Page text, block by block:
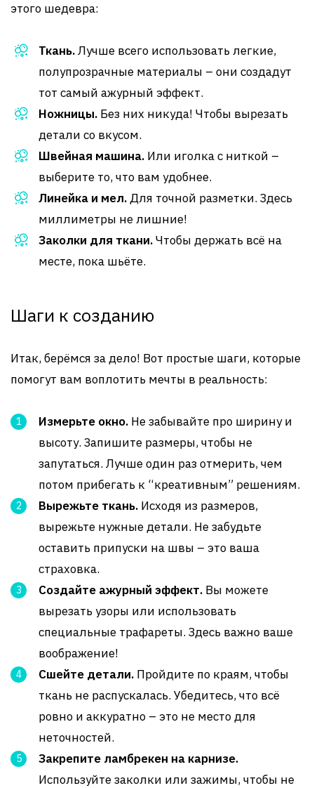
этого шедевра:
Ткань.Лучше всего использовать легкие,
полупрозрачные материалы – они создадут
тот самый ажурный эффект.
Ножницы. Без них никуда! Чтобы вырезать
детали со вкусом.
Швейная машина. Или иголка с ниткой –
выберите то, что вам удобнее.
Линейка и мел.Для точной разметки. Здесь
миллиметры не лишние!
Заколки для ткани.Чтобы держать всё на
месте, пока шьёте.
Шаги к созданию
Итак, берёмся за дело! Вот простые шаги, которые
помогут вам воплотить мечты в реальность:
Измерьте окно. Не забывайте про ширину и
высоту. Запишите размеры, чтобы не
запутаться. Лучше один раз отмерить, чем
потом прибегать к “креативным” решениям.
Вырежьте ткань. Исходя из размеров,
вырежьте нужные детали. Не забудьте
оставить припуски на швы – это ваша
страховка.
Создайте ажурный эффект. Вы можете
вырезать узоры или использовать
специальные трафареты. Здесь важно ваше
воображение!
Сшейте детали. Пройдите по краям, чтобы
ткань не распускалась. Убедитесь, что всё
ровно и аккуратно – это не место для
неточностей.
Закрепите ламбрекен на карнизе.
Используйте заколки или зажимы, чтобы не